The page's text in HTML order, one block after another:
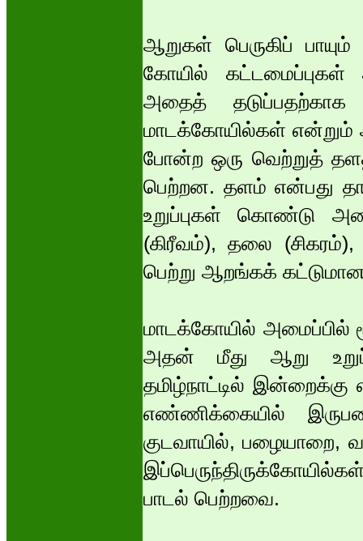
ஆறுகள் பெருகிப்
கோயில் கட்டமைப்புகள்
அதைத் தடுப்பதற்காக
மாடக்கோயில்கள்
போன்ற ஒரு வெற்றுத்
பெற்றன. தளம் என்பது
உறுப்புகள் கொண்டு
(கிரீவம்), தலை (சிகரம்),
பெற்று ஆறங்கக்
மாடக்கோயில் அமைப்பில்
அதன் மீது ஆறு
தமிழ்நாட்டில் இன்றைக்கு
எண்ணிக்கையில்
குடவாயில், பழையாறை,
பாடல் பெற்றவை.